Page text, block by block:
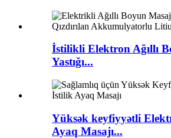
İstilikli Elektron Ağıllı
Yastığı...
Yüksək keyfiyyətli
Ayaq Masajı...